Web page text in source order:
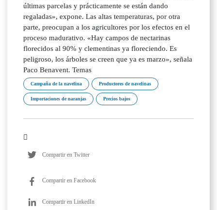
últimas parcelas y prácticamente se están dando
regaladas», expone. Las altas temperaturas, por otra
parte, preocupan a los agricultores por los efectos en el
proceso madurativo. «Hay campos de nectarinas
florecidos al 90% y clementinas ya floreciendo. Es
peligroso, los árboles se creen que ya es marzo», señala
Paco Benavent. Temas
Campaña de la navelina Productores de navelinas
Importaciones de naranjas Precios bajos
Compartir en Twitter
Compartir en Facebook
Compartir en LinkedIn